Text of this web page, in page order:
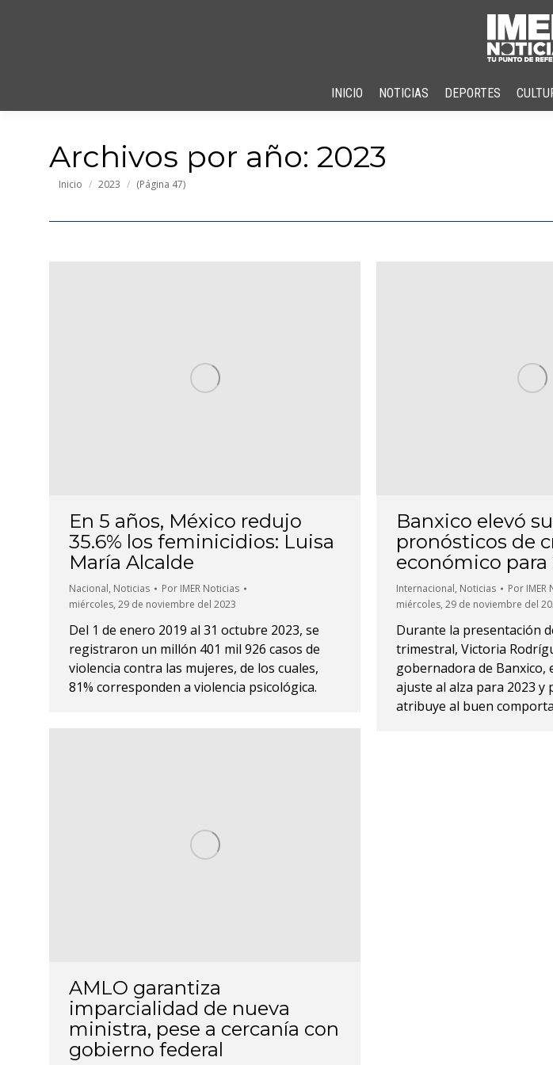
INICIO NOTICIAS DEPORTES
Archivos por año: 2023
Estás aquí:
Inicio 2023 (Página 47)
En 5 años, México redujo
35.6% los feminicidios: Luisa
María Alcalde
Nacional, Noticias Por IMER Noticias
miércoles, 29 de noviembre del 2023
Del 1 de enero 2019 al 31 octubre 2023, se
registraron un millón 401 mil 926 casos de
violencia contra las mujeres, de los cuales,
81% corresponden a violencia psicológica.
Banxico elevó
pronósticos de
económico para
Internacional, Noticias Por IMER
miércoles, 29 de noviembre del
Durante la presentación
trimestral, Victoria
gobernadora de Banxico,
ajuste al alza para 2023 y
atribuye al buen
AMLO garantiza
imparcialidad de nueva
ministra, pese a cercanía con
gobierno federal